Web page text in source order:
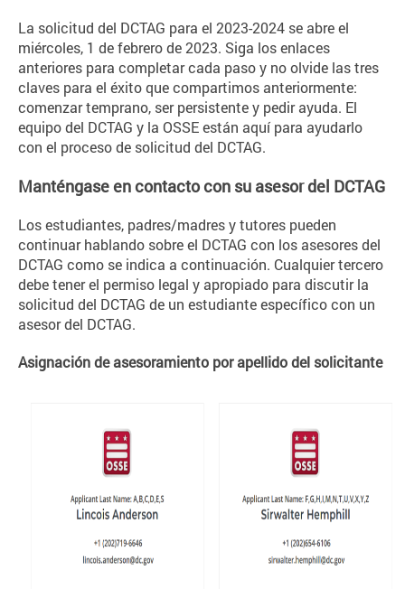
La solicitud del DCTAG para el 2023-2024 se abre el
miércoles, 1 de febrero de 2023. Siga los enlaces
anteriores para completar cada paso y no olvide las tres
claves para el éxito que compartimos anteriormente:
comenzar temprano, ser persistente y pedir ayuda. El
equipo del DCTAG y la OSSE están aquí para ayudarlo
con el proceso de solicitud del DCTAG.
Manténgase en contacto con su asesor del DCTAG
Los estudiantes, padres/madres y tutores pueden
continuar hablando sobre el DCTAG con los asesores del
DCTAG como se indica a continuación. Cualquier tercero
debe tener el permiso legal y apropiado para discutir la
solicitud del DCTAG de un estudiante específico con un
asesor del DCTAG.
Asignación de asesoramiento por apellido del solicitante